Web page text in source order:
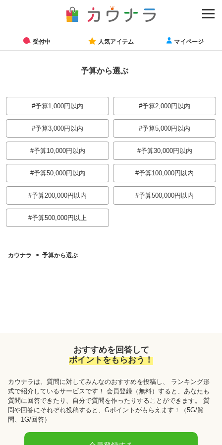
受付中 人気アイテム マイページ
予算から選ぶ
予算1,000円以内 予算2,000円以内
予算3,000円以内 予算5,000円以内
予算10,000円以内 予算30,000円以内
予算50,000円以内 予算100,000円以内
予算200,000円以内 予算500,000円以内
予算500,000円以上
カウナラ 予算から選ぶ
おすすめを回答して
ポイントをもらおう！
カウナラ は、質問に対してみんなのおすすめを投稿し、 ランキング形
式で紹介しているサービスです！ 会員登録（無料）すると、あなたも
質問に回答できたり、自分で質問を作ったりすることができます。 質
問や回答にそれぞれ投稿すると、Gポイントがもらえます！
（5G/質
問、1G/回答）